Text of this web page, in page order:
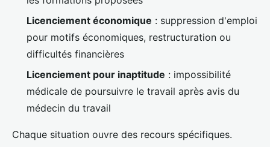
Licenciement économique : suppression d'emploi
pour motifs économiques, restructuration ou
difficultés financières
Licenciement pour inaptitude : impossibilité
médicale de poursuivre le travail après avis du
médecin du travail
Chaque situation ouvre des recours spécifiques.